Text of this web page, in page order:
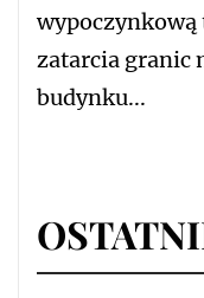
wypoczynkową
zatarcia granic
budynku...